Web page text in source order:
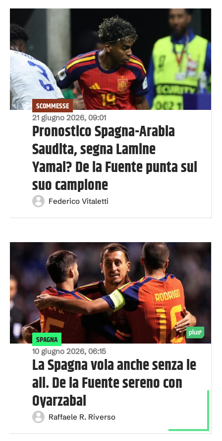
21 giugno 2026, 09:01
SCOMMESSE
Pronostico Spagna-Arabia
Saudita, segna Lamine
Yamal? De la Fuente punta sul
suo campione
Federico Vitaletti
10 giugno 2026, 06:15
SPAGNA
La Spagna vola anche senza le
ali. De la Fuente sereno con
Oyarzabal
Raffaele R. Riverso